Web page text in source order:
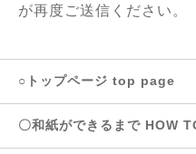
が再度ご送信ください。
○トップページ top page
〇和紙ができるまで HOW